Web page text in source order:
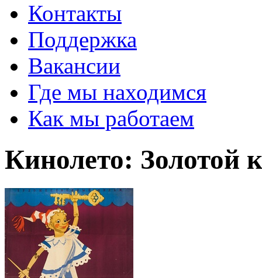
Контакты
Поддержка
Вакансии
Где мы находимся
Как мы работаем
Кинолето: Золотой